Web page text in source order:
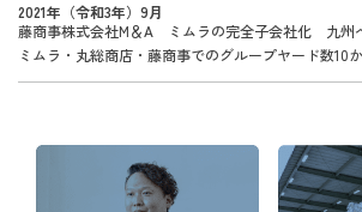
2021年（令和3年）9月
藤商事株式会社M＆A ミムラの完全子会社化 九州
ミムラ・丸総商店・藤商事でのグループヤード数10